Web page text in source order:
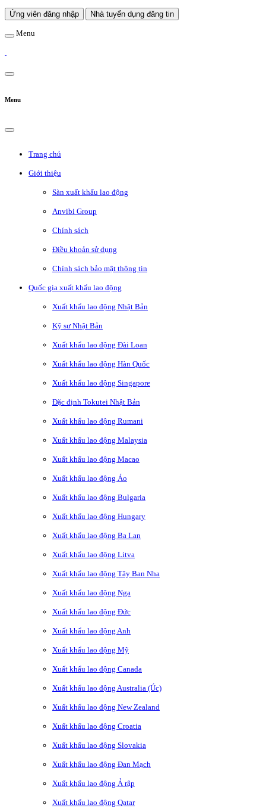
Ứng viên đăng nhập Nhà tuyển dụng đăng tin
Menu
Menu
Trang chủ
Giới thiệu
Sàn xuất khẩu lao động
Anvibi Group
Chính sách
Điều khoản sử dụng
Chính sách bảo mật thông tin
Quốc gia xuất khẩu lao động
Xuất khẩu lao động Nhật Bản
Kỹ sư Nhật Bản
Xuất khẩu lao động Đài Loan
Xuất khẩu lao động Hàn Quốc
Xuất khẩu lao động Singapore
Đặc định Tokutei Nhật Bản
Xuất khẩu lao động Rumani
Xuất khẩu lao động Malaysia
Xuất khẩu lao động Macao
Xuất khẩu lao động Áo
Xuất khẩu lao động Bulgaria
Xuất khẩu lao động Hungary
Xuất khẩu lao động Ba Lan
Xuất khẩu lao động Litva
Xuất khẩu lao động Tây Ban Nha
Xuất khẩu lao động Nga
Xuất khẩu lao động Đức
Xuất khẩu lao động Anh
Xuất khẩu lao động Mỹ
Xuất khẩu lao động Canada
Xuất khẩu lao động Australia (Úc)
Xuất khẩu lao động New Zealand
Xuất khẩu lao động Croatia
Xuất khẩu lao động Slovakia
Xuất khẩu lao động Đan Mạch
Xuất khẩu lao động Ả rập
Xuất khẩu lao động Qatar